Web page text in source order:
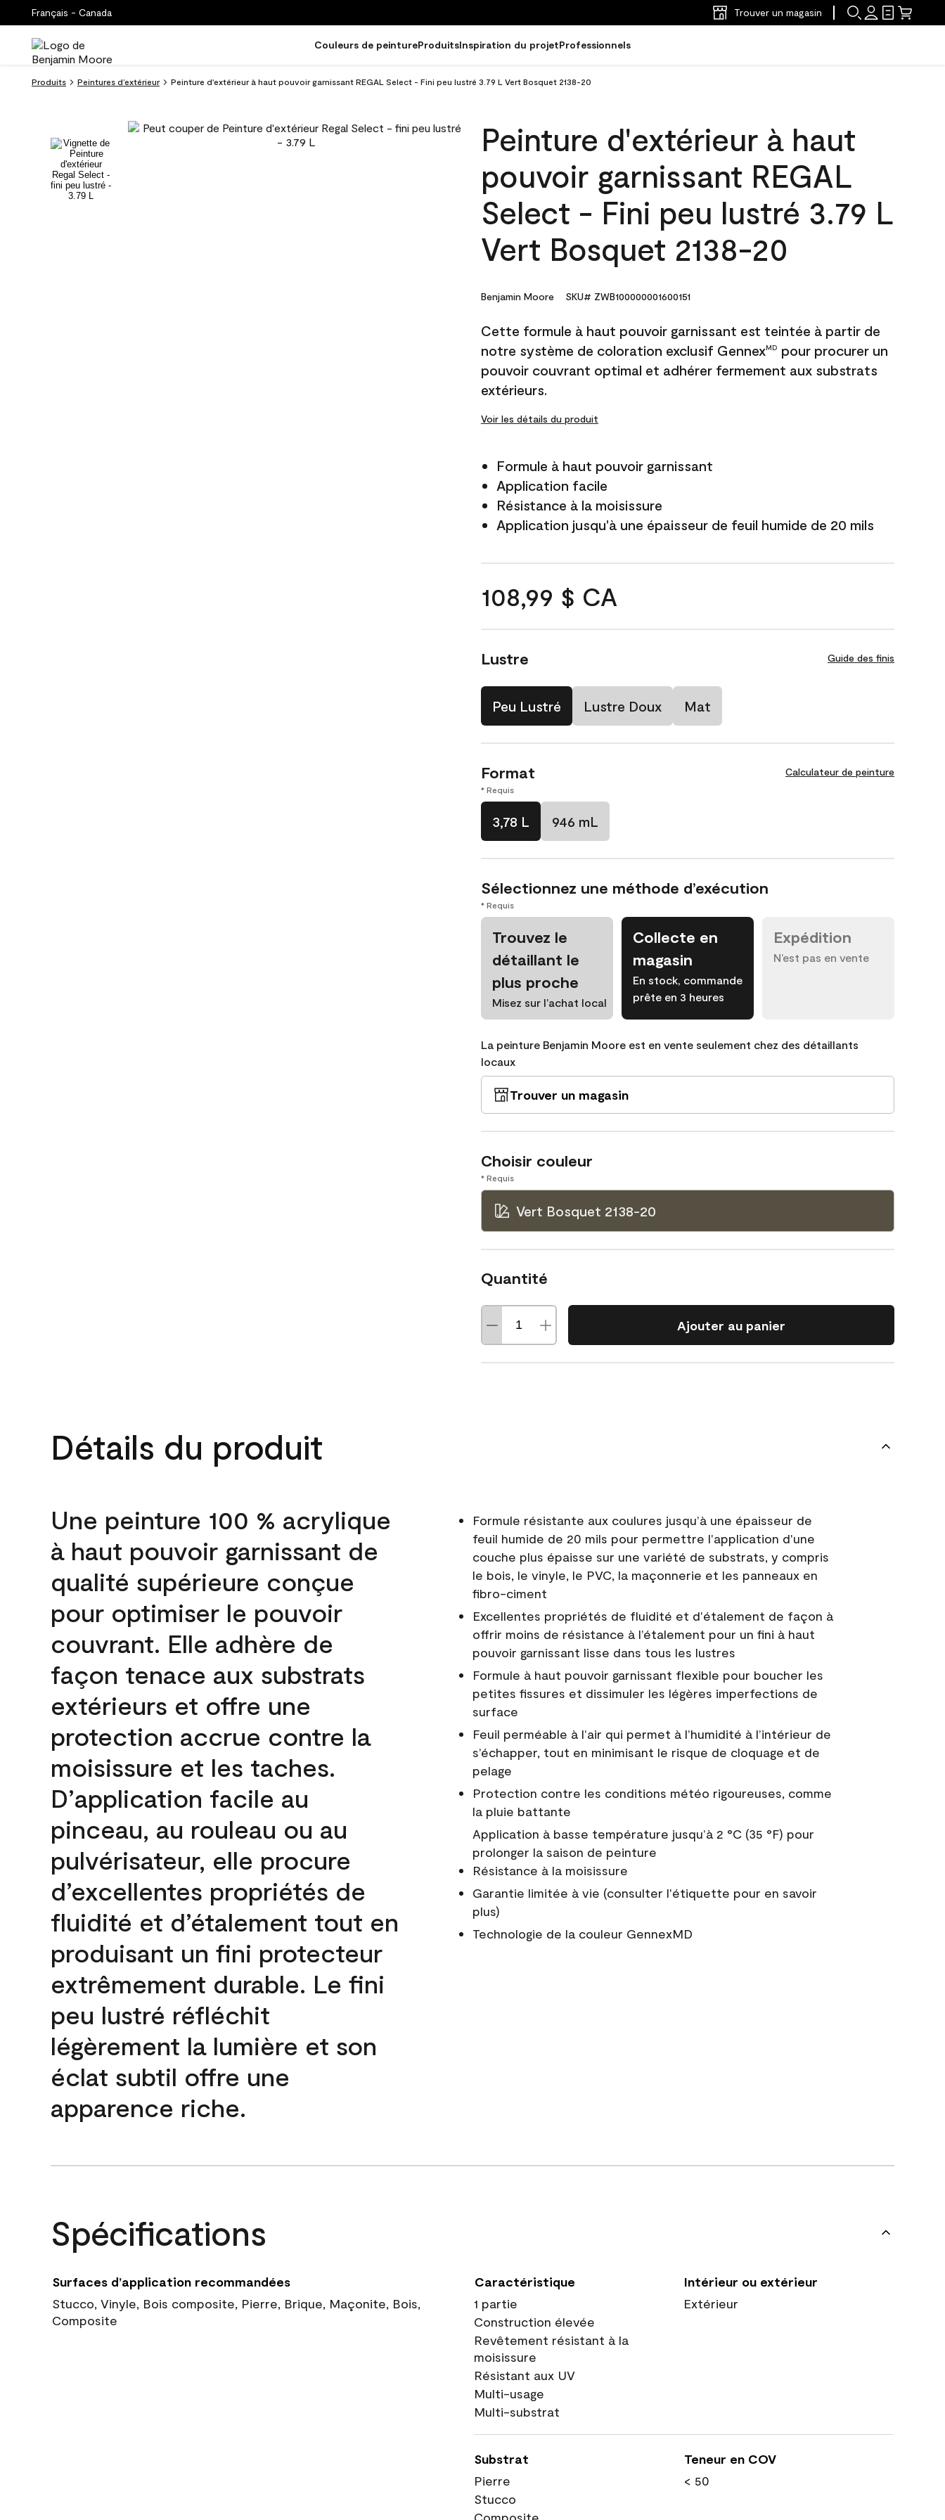
Français - Canada Trouver un magasin
Couleurs de peintureProduitsInspiration du projetProfessionnels
Produits Peintures d’extérieur Peinture d'extérieur à haut pouvoir garnissant REGAL Select - Fini peu lustré 3.79 L Vert Bosquet 2138-20
Peinture d'extérieur à haut
pouvoir garnissant REGAL
Select - Fini peu lustré 3.79 L
Vert Bosquet 2138-20
Benjamin Moore SKU# ZWB100000001600151
Cette formule à haut pouvoir garnissant est teintée à partir de
notre système de coloration exclusif GennexMD pour procurer un
pouvoir couvrant optimal et adhérer fermement aux substrats
extérieurs.
Voir les détails du produit
Formule à haut pouvoir garnissant
Application facile
Résistance à la moisissure
Application jusqu'à une épaisseur de feuil humide de 20 mils
108,99 $ CA
Lustre Guide des finis
Peu Lustré Lustre Doux Mat
Format Calculateur de peinture
* Requis
3,78 L 946 mL
Sélectionnez une méthode d’exécution
* Requis
Trouvez le
détaillant le
plus proche
Misez sur l’achat local
Collecte en
magasin
En stock, commande
prête en 3 heures
Expédition
N’est pas en vente
La peinture Benjamin Moore est en vente seulement chez des détaillants
locaux
Trouver un magasin
Choisir couleur
* Requis
Vert Bosquet 2138-20
Quantité
Ajouter au panier
Détails du produit
Une peinture 100 % acrylique
à haut pouvoir garnissant de
qualité supérieure conçue
pour optimiser le pouvoir
couvrant. Elle adhère de
façon tenace aux substrats
extérieurs et offre une
protection accrue contre la
moisissure et les taches.
D’application facile au
pinceau, au rouleau ou au
pulvérisateur, elle procure
d’excellentes propriétés de
fluidité et d’étalement tout en
produisant un fini protecteur
extrêmement durable. Le fini
peu lustré réfléchit
légèrement la lumière et son
éclat subtil offre une
apparence riche.
Formule résistante aux coulures jusqu’à une épaisseur de
feuil humide de 20 mils pour permettre l'application d'une
couche plus épaisse sur une variété de substrats, y compris
le bois, le vinyle, le PVC, la maçonnerie et les panneaux en
fibro-ciment
Excellentes propriétés de fluidité et d'étalement de façon à
offrir moins de résistance à l’étalement pour un fini à haut
pouvoir garnissant lisse dans tous les lustres
Formule à haut pouvoir garnissant flexible pour boucher les
petites fissures et dissimuler les légères imperfections de
surface
Feuil perméable à l’air qui permet à l’humidité à l’intérieur de
s’échapper, tout en minimisant le risque de cloquage et de
pelage
Protection contre les conditions météo rigoureuses, comme
la pluie battante
Application à basse température jusqu’à 2 °C (35 °F) pour
prolonger la saison de peinture
Résistance à la moisissure
Garantie limitée à vie (consulter l'étiquette pour en savoir
plus)
Technologie de la couleur GennexMD
Spécifications
Surfaces d’application recommandées
Stucco, Vinyle, Bois composite, Pierre, Brique, Maçonite, Bois,
Composite
Caractéristique
1 partie
Construction élevée
Revêtement résistant à la
moisissure
Résistant aux UV
Multi-usage
Multi-substrat
Intérieur ou extérieur
Extérieur
Substrat
Pierre
Stucco
Teneur en COV
< 50